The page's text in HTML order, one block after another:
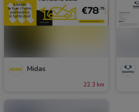
Midas
22.3 km